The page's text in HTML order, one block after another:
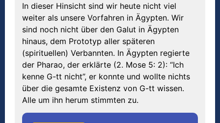
In dieser Hinsicht sind wir heute nicht viel
weiter als unsere Vorfahren in Ägypten. Wir
sind noch nicht über den Galut in Ägypten
hinaus, dem Prototyp aller späteren
(spirituellen) Verbannten. In Ägypten regierte
der Pharao, der erklärte (2. Mose 5: 2): “Ich
kenne G-tt nicht”, er konnte und wollte nichts
über die gesamte Existenz von G-tt wissen.
Alle um ihn herum stimmten zu.